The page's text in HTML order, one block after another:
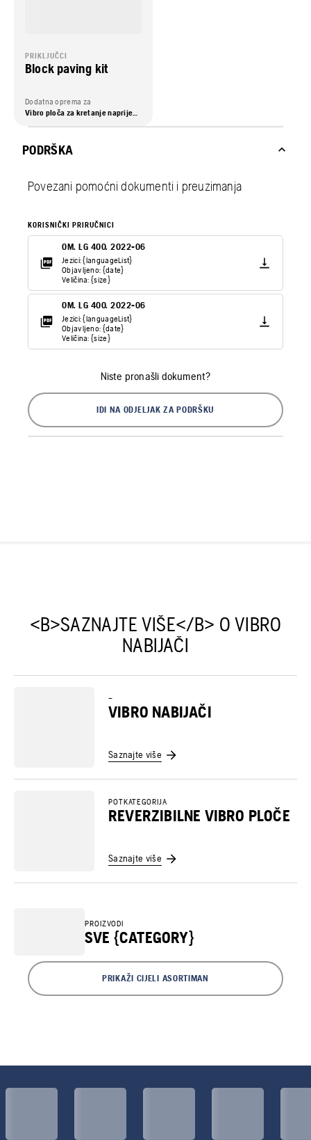
PRIKLJUČCI
Block paving kit
Dodatna oprema za
Vibro ploča za kretanje naprijed, Vibro ploča za kretanje unatrag
PODRŠKA
Povezani pomoćni dokumenti i preuzimanja
KORISNIČKI PRIRUČNICI
OM. LG 400. 2022-06
Jezici: {languageList}
Objavljeno: {date}
Veličina: {size}
OM. LG 400. 2022-06
Jezici: {languageList}
Objavljeno: {date}
Veličina: {size}
Niste pronašli dokument?
IDI NA ODJELJAK ZA PODRŠKU
<B>SAZNAJTE VIŠE</B> O VIBRO
NABIJAČI
–
VIBRO NABIJAČI
Saznajte više
POTKATEGORIJA
REVERZIBILNE VIBRO PLOČE
Saznajte više
PROIZVODI
SVE {CATEGORY}
PRIKAŽI CIJELI ASORTIMAN